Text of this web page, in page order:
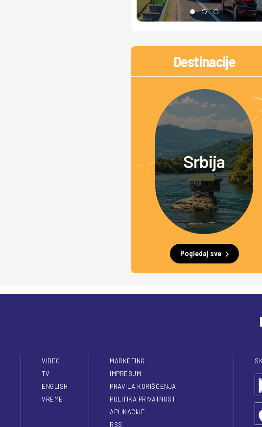
Destinacije
Srbija
Pogledaj sve
VIDEO
TV
ENGLISH
VREME
MARKETING
IMPRESUM
PRAVILA KORIŠĆENJA
POLITIKA PRIVATNOSTI
APLIKACIJE
RSS